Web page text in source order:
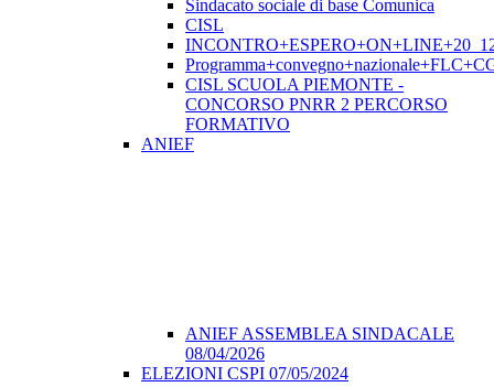
Sindacato sociale di base Comunica
CISL
CISL SCUOLA PIEMONTE -
CONCORSO PNRR 2 PERCORSO
FORMATIVO
ANIEF
ANIEF ASSEMBLEA SINDACALE
08/04/2026
ELEZIONI CSPI 07/05/2024